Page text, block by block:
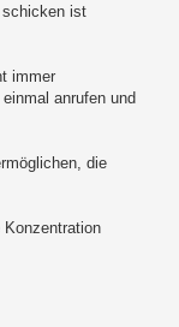
schicken ist
immer
anrufen und
die